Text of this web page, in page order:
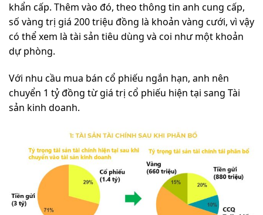
khẩn cấp. Thêm vào đó, theo thông tin anh cung cấp,
số vàng trị giá 200 triệu đồng là khoản vàng cưới, vì vậy
có thể xem là tài sản tiêu dùng và coi như một khoản
dự phòng.
Với nhu cầu mua bán cổ phiếu ngắn hạn, anh nên
chuyển 1 tỷ đồng từ giá trị cổ phiếu hiện tại sang Tài
sản kinh doanh.